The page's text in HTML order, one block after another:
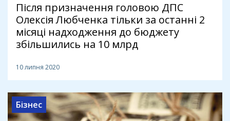
Після призначення головою ДПС
Олексія Любченка тільки за останні 2
місяці надходження до бюджету
збільшились на 10 млрд
10 липня 2020
Бізнес